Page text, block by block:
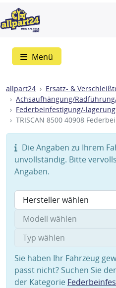
Menü
allpart24
Ersatz- &
Achsaufhängung/
Federbeinfestigung/-lagerung
TRISCAN 8500 40908
Die Angaben zu Ihrem
unvollständig. Bitte
Angaben.
Sie haben Ihr Fahrzeug
passt nicht? Suchen Sie
der Kategorie